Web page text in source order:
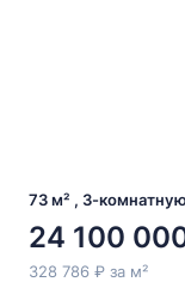
73 м² , 3-
24 100
328 786 ₽ за м²